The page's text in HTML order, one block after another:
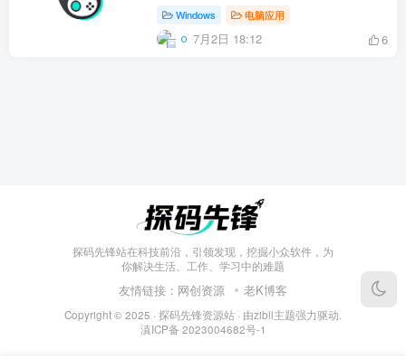
Windows 电脑应用
7月2日 18:12 6
探码先锋站在科技前沿，引领发现，挖掘小众软件，为
你解决生活、工作、学习中的难题
友情链接： 网创资源 老K博客
Copyright © 2025 · 探码先锋资源站 · 由zibll主题强力驱动.
滇ICP备 2023004682号-1